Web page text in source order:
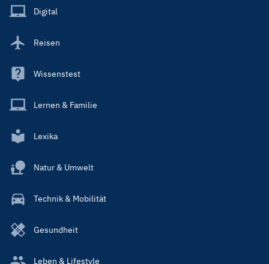
Main
Digital
Reisen
Wissenstest
Lernen & Familie
Lexika
Natur & Umwelt
Technik & Mobilität
Gesundheit
Leben & Lifestyle